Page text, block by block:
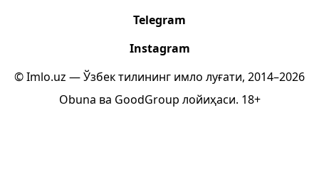
Telegram
Instagram
© Imlo.uz — Ўзбек тилининг имло луғати, 2014–2026
Obuna ва GoodGroup лойиҳаси. 18+